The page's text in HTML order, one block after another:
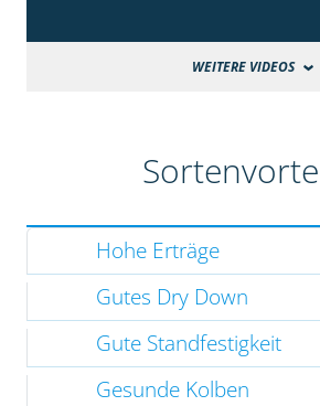
WEITERE VIDEOS
Hohe Erträge
Gutes Dry Down
Gute Standfestigkeit
Gesunde Kolben